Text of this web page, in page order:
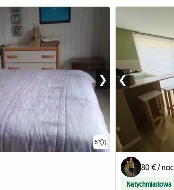
5
❯ ❮
80 € / noc
Natychmiastowa